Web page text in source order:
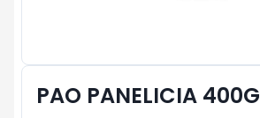
PAO PANELICIA 400G